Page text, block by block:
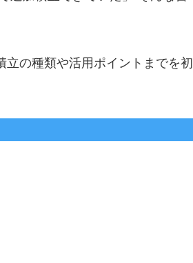
立の種類や活用ポイントまでを初